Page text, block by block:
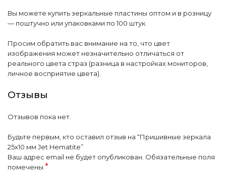
Вы можете купить зеркальные пластины оптом и в розницу
— поштучно или упаковками по 100 штук.
Просим обратить вас внимание на то, что цвет
изображения может незначительно отличаться от
реального цвета страз (разница в настройках мониторов,
личное восприятие цвета).
Отзывы
Отзывов пока нет.
Будьте первым, кто оставил отзыв на “Пришивные зеркала
25х10 мм Jet Hematite”
Ваш адрес email не будет опубликован. Обязательные поля
помечены *